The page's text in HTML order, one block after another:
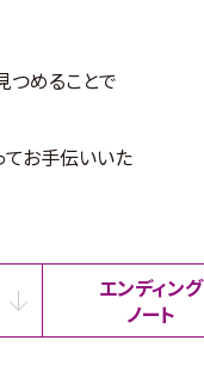
つめることで
お手伝いいた
エンディング
ノート